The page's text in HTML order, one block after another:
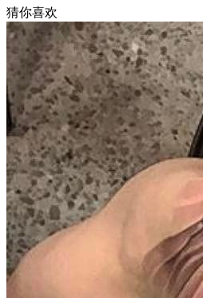
武汉老兵纹身微信
： 服务号：laobingwenshen 订
文资讯！精美纹身图案及手稿
问千万素材的微官网，中国最强
猜你喜欢